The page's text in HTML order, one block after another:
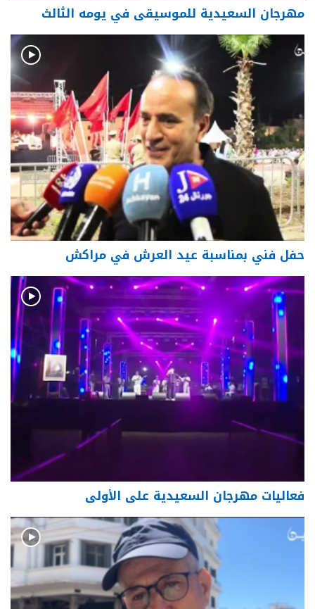
مهرجان السعيدية للموسيقى في يومه الثالث
حفل فني بمناسبة عيد العرش في مراكش
فعاليات مهرجان السعيدية على الأولى